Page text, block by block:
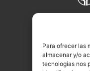
Para ofrecer las
almacenar y/o
tecnologías nos